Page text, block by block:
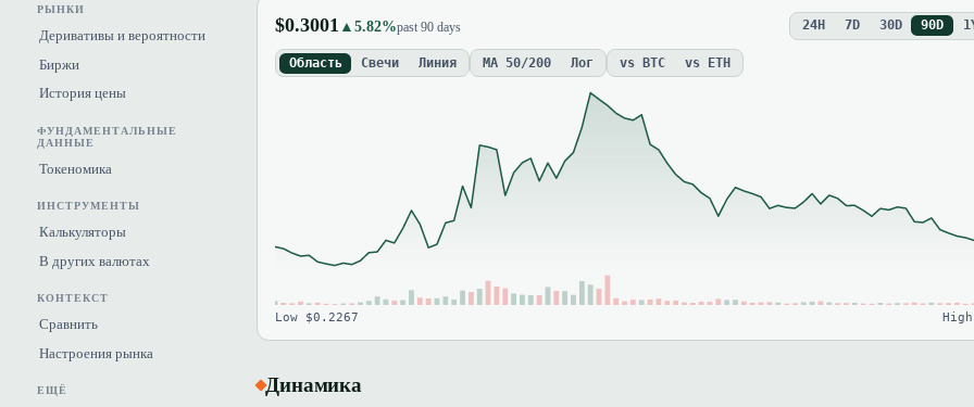
РЫНКИ
Деривативы и вероятности
Биржи
История цены
ФУНДАМЕНТАЛЬНЫЕ
ДАННЫЕ
Токеномика
ИНСТРУМЕНТЫ
Калькуляторы
В других валютах
КОНТЕКСТ
Сравнить
Настроения рынка
ЕЩЁ
$0.3001 ▲5.82%past 90 days 24H 7D 30D 90D
Область Свечи Линия MA 50/200 Лог vs BTC vs ETH
Low $0.2267
Динамика